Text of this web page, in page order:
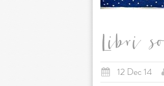
Libri
12 Dec 14